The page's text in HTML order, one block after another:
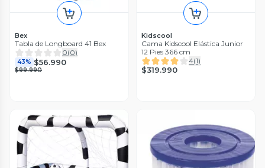
Bex
Tabla de Longboard 41 Bex
0(0)
43% $56.990
$99.990
Kidscool
Cama Kidscool Elástica Junior
12 Pies 366 cm
4(1)
$319.990